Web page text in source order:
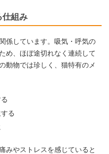
仕組み
係しています。吸気・呼気の
め、ほぼ途切れなく連続して
動物では珍しく、猫特有のメ
る
みやストレスを感じていると